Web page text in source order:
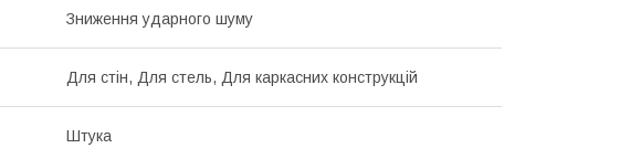
Зниження ударного шуму
Для стін, Для стель, Для каркасних конструкцій
Штука